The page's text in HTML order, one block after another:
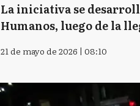
La iniciativa se
Humanos, luego de la
21 de mayo de 2026 | 08:10